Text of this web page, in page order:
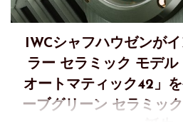
IWCシャフハウゼンが
ラー セラミック モデル
オートマティック42」
ーブグリーン セラミッ